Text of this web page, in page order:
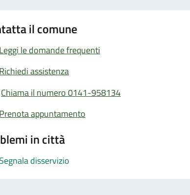
il comune
Leggi le domande frequenti
Richiedi assistenza
Chiama il numero 0141-958134
Prenota appuntamento
in città
Segnala disservizio